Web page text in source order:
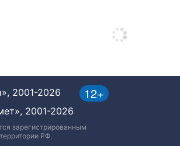
12+
2001-2026
2001-2026
зарегистрированным
РФ.